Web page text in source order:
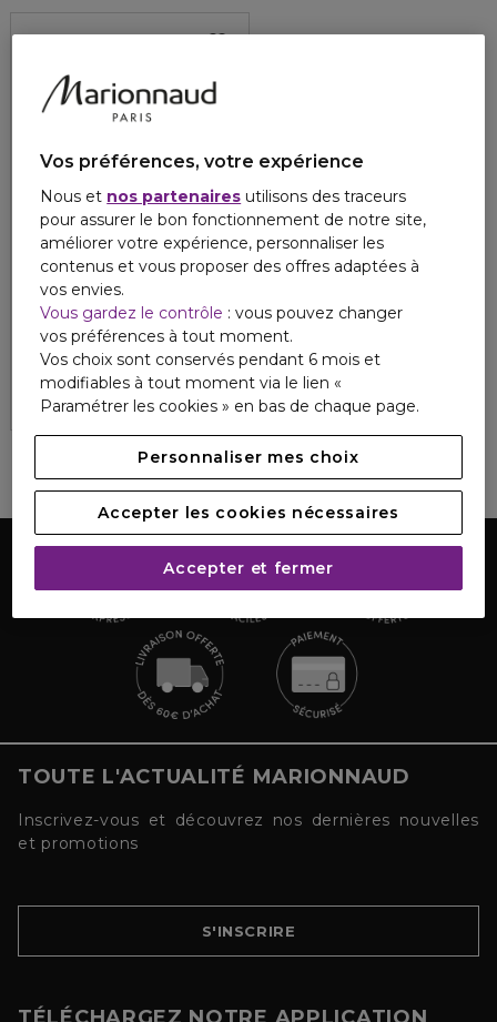
OPI
SERVICE ESSENTIALS
Dissolvant
12,10 € 5
TOUTE L'ACTUALITÉ MARIONNAUD
Inscrivez-vous et découvrez nos dernières nouvelles
et promotions
S'INSCRIRE
Vos préférences, votre expérience
Nous et nos partenaires utilisons des traceurs
pour assurer le bon fonctionnement de notre site,
améliorer votre expérience, personnaliser les
contenus et vous proposer des offres adaptées à
vos envies.
Vous gardez le contrôle : vous pouvez changer
vos préférences à tout moment.
Vos choix sont conservés pendant 6 mois et
modifiables à tout moment via le lien «
Paramétrer les cookies » en bas de chaque page.
Personnaliser mes choix
Accepter les cookies nécessaires
Accepter et fermer